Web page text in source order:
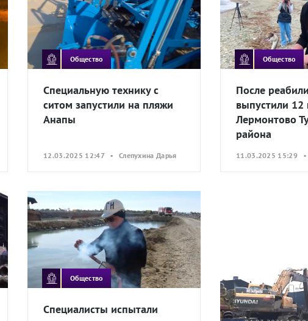
Общество
Специальную технику с
ситом запустили на пляжи
Анапы
12.03.2025 12:47 • Слепухина Дарья
Общество
После
выпустили 12
Лермонтово
района
11.03.2025 15:29 •
Общество
Специалисты испытали